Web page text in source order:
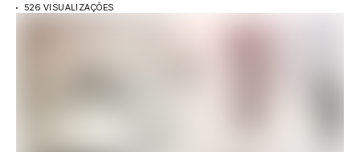
526 VISUALIZAÇÕES